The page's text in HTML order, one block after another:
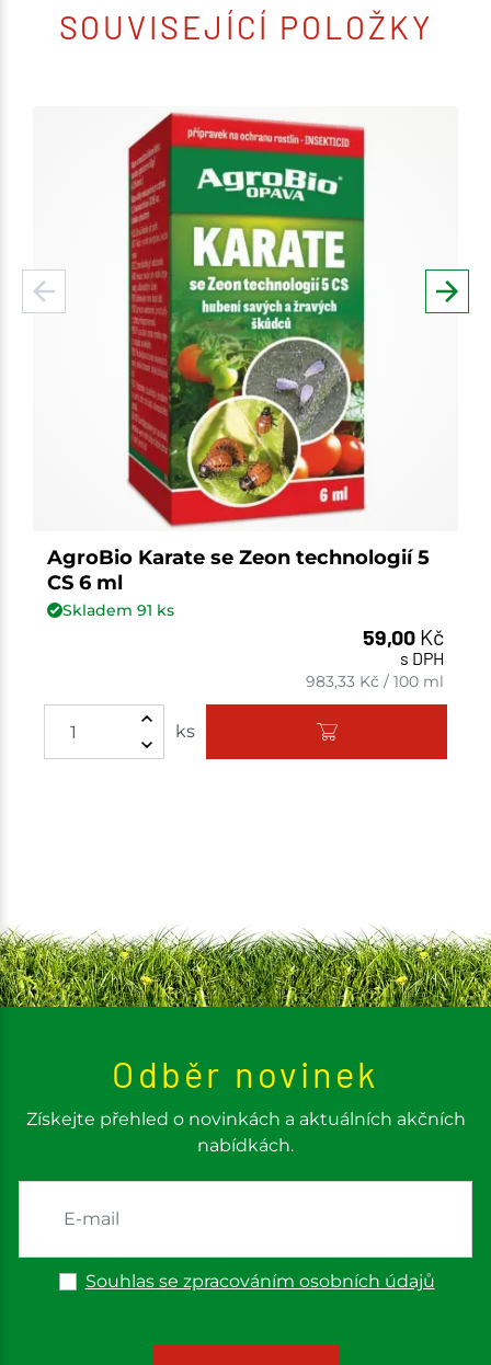
SOUVISEJÍCÍ POLOŽKY
AgroBio Karate se Zeon technologií 5
CS 6 ml
Skladem 91 ks
59,00 Kč
s DPH
983,33 Kč /100 ml
ks Množství
Odběr novinek
Získejte přehled o novinkách a aktuálních akčních
nabídkách.
Souhlas se zpracováním osobních údajů